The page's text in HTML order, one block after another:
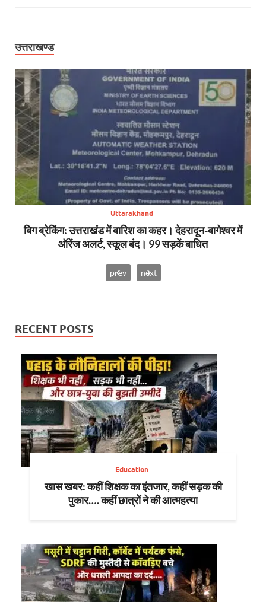
उत्तराखण्ड
Uttarakhand
बिग ब्रेकिंग: उत्तराखंड में बारिश का कहर। देहरादून-बागेश्वर में
ऑरेंज अलर्ट, स्कूल बंद। 99 सड़कें बाधित
prev next
RECENT POSTS
Education
खास खबर: कहीं शिक्षक का इंतजार, कहीं सड़क की
पुकार…. कहीं छात्रों ने की आत्महत्या